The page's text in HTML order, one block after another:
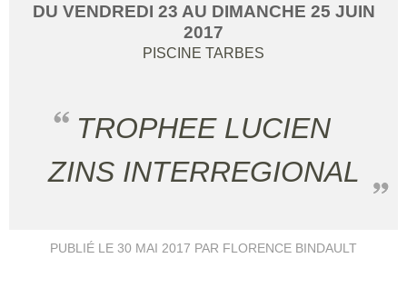
DU VENDREDI 23 AU DIMANCHE 25 JUIN
2017
PISCINE TARBES
TROPHEE LUCIEN
ZINS INTERREGIONAL
PUBLIÉ LE 30 MAI 2017 PAR FLORENCE BINDAULT